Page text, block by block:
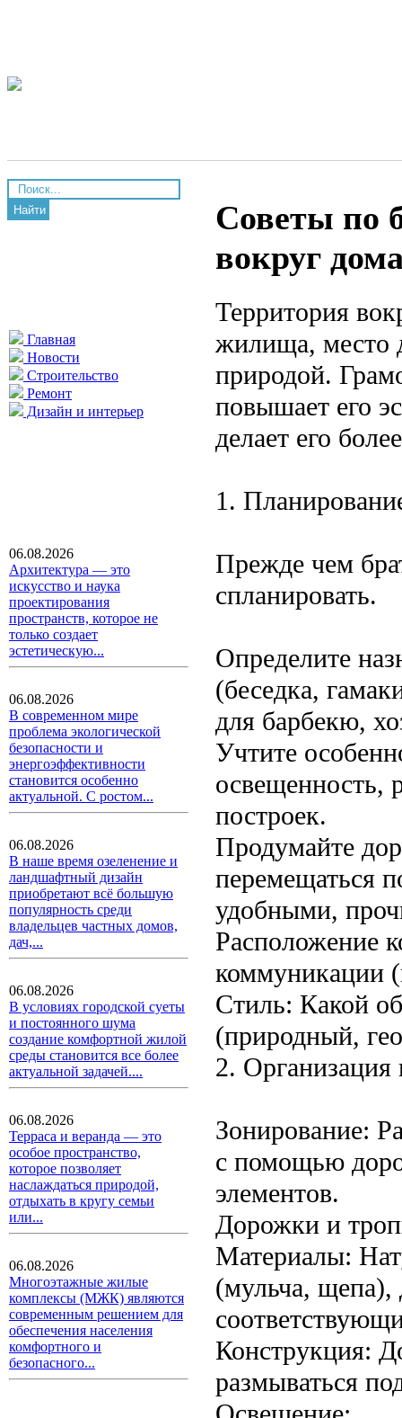
Найти
Главная
Новости
Строительство
Ремонт
Дизайн и интерьер
06.08.2026
Архитектура — это
искусство и наука
проектирования
пространств, которое не
только создает
эстетическую...
06.08.2026
В современном мире
проблема экологической
безопасности и
энергоэффективности
становится особенно
актуальной. С ростом...
06.08.2026
В наше время озеленение и
ландшафтный дизайн
приобретают всё большую
популярность среди
владельцев частных домов,
дач,...
06.08.2026
В условиях городской суеты
и постоянного шума
создание комфортной жилой
среды становится все более
актуальной задачей....
06.08.2026
Терраса и веранда — это
особое пространство,
которое позволяет
наслаждаться природой,
отдыхать в кругу семьи
или...
06.08.2026
Многоэтажные жилые
комплексы (МЖК) являются
современным решением для
обеспечения населения
комфортного и
безопасного...
Советы по
вокруг
Территория
жилища, место
природой.
повышает его
делает его
1.
Прежде чем
спланировать.
Определите
(беседка,
для барбекю,
Учтите
освещенность,
построек.
Продумайте
перемещаться
удобными,
Расположение
коммуникации
Стиль: Какой
(природный,
2. Организация
Зонирование:
с помощью
элементов.
Дорожки и
Материалы:
(мульча, щепа),
Конструкция:
размываться